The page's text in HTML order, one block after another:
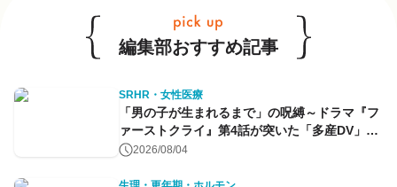
編集部おすすめ記事
SRHR・女性医療
「男の子が生まれるまで」の呪縛～ドラマ『フ
ァーストクライ』第4話が突いた「多産DV」と
命のコントロール～
2026/08/04